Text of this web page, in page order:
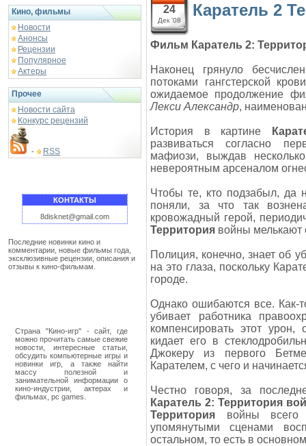
Кино, фильмы
Новости
Анонсы
Рецензии
Популярное
Актеры
Прочее
Новости сайта
Конкурс рецензий
- RSS
КОНТАКТЫ
8disknet@gmail.com
Последние новинки кино и
комментарии, новые фильмы года,
эксклюзивные рецензии, описания и
отзывы к кино-фильмам.
Страна "Кино-игр" - сайт, где
можно прочитать самые свежие
новости, интересные статьи,
обсудить компьютерные игры и
новинки игр, а также найти
массу полезной и
занимательной информации о
кино-индустрии, актерах и
фильмах, pc games.
24
Дек '08
Каратель 2
Фильм Каратель 2:
Наконец грянуло
потоками гангстерской
ожидаемое продолжение
Лекси Александр,
История в картине
развиваться согласно
мафиози, выждав
невероятным арсеналом
Чтобы те, кто подзабыл, да
поняли, за что так
кровожадный герой,
Территория войны мелькают
Полиция, конечно, знает об
на это глаза, поскольку
городе.
Однако ошибаются все. Как-
убивает работника
компенсировать этот
кидает его в
Джокеру из первого
Карателем, с чего и
Честно говоря, за
Каратель 2: Территория
Территория войны всего
упомянутыми сценами
остальном, то есть в